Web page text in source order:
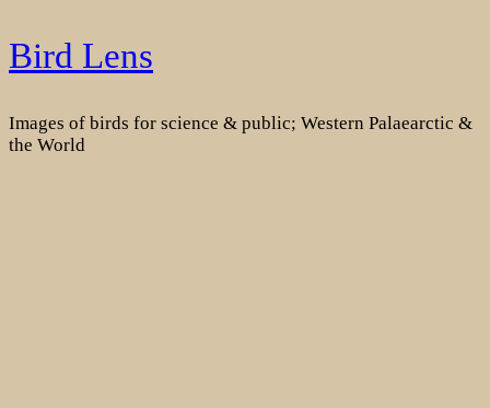
Skip
to
Bird Lens
Images of birds for science & public; Western Palaearctic &
the World